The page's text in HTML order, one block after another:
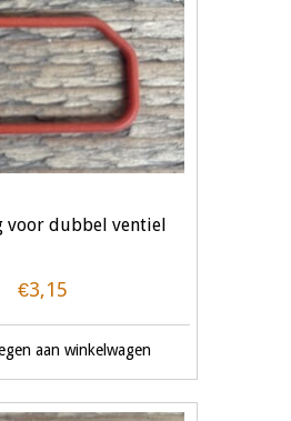
voor dubbel ventiel
€3,15
aan winkelwagen